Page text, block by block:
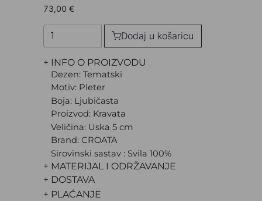
73,00 €
Dodaj u košaricu
+ INFO O PROIZVODU
Dezen: Tematski
Motiv: Pleter
Boja: Ljubičasta
Proizvod: Kravata
Veličina: Uska 5 cm
Brand: CROATA
Sirovinski sastav : Svila 100%
+ MATERIJAL I ODRŽAVANJE
+ DOSTAVA
+ PLAĆANJE